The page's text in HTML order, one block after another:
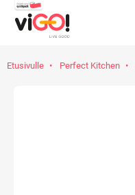
Etusivulle Perfect Kitchen